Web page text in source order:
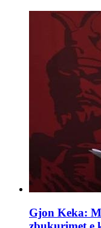
Gjon Keka: